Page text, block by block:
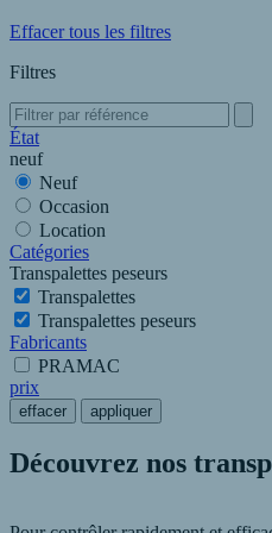
Effacer tous les filtres
Filtres
État
neuf
Neuf
Occasion
Location
Catégories
Transpalettes peseurs
Transpalettes
Transpalettes peseurs
Fabricants
PRAMAC
prix
effacer appliquer
Découvrez nos